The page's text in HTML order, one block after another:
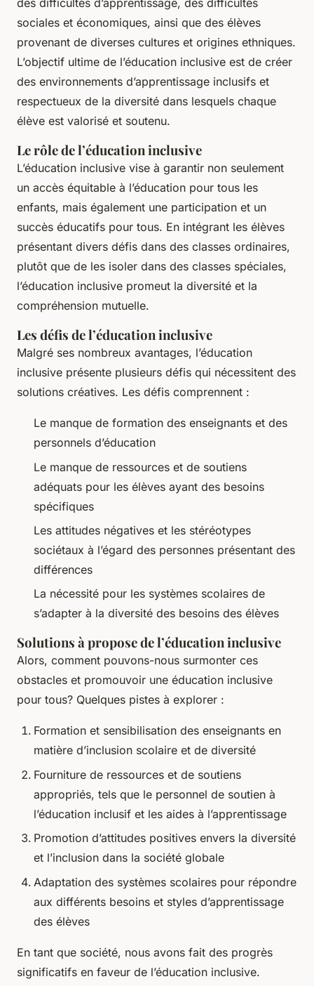
des difficultés d’apprentissage, des difficultés
sociales et économiques, ainsi que des élèves
provenant de diverses cultures et origines ethniques.
L’objectif ultime de l’éducation inclusive est de créer
des environnements d’apprentissage inclusifs et
respectueux de la diversité dans lesquels chaque
élève est valorisé et soutenu.
Le rôle de l’éducation inclusive
L’éducation inclusive vise à garantir non seulement
un accès équitable à l’éducation pour tous les
enfants, mais également une participation et un
succès éducatifs pour tous. En intégrant les élèves
présentant divers défis dans des classes ordinaires,
plutôt que de les isoler dans des classes spéciales,
l’éducation inclusive promeut la diversité et la
compréhension mutuelle.
Les défis de l’éducation inclusive
Malgré ses nombreux avantages, l’éducation
inclusive présente plusieurs défis qui nécessitent des
solutions créatives. Les défis comprennent :
Le manque de formation des enseignants et des
personnels d’éducation
Le manque de ressources et de soutiens
adéquats pour les élèves ayant des besoins
spécifiques
Les attitudes négatives et les stéréotypes
sociétaux à l’égard des personnes présentant des
différences
La nécessité pour les systèmes scolaires de
s’adapter à la diversité des besoins des élèves
Solutions à propose de l’éducation inclusive
Alors, comment pouvons-nous surmonter ces
obstacles et promouvoir une éducation inclusive
pour tous? Quelques pistes à explorer :
Formation et sensibilisation des enseignants en
matière d’inclusion scolaire et de diversité
Fourniture de ressources et de soutiens
appropriés, tels que le personnel de soutien à
l’éducation inclusif et les aides à l’apprentissage
Promotion d’attitudes positives envers la diversité
et l’inclusion dans la société globale
Adaptation des systèmes scolaires pour répondre
aux différents besoins et styles d’apprentissage
des élèves
En tant que société, nous avons fait des progrès
significatifs en faveur de l’éducation inclusive.